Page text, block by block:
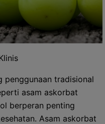
penggunaan tradisional
asam askorbat
berperan penting
Asam askorbat